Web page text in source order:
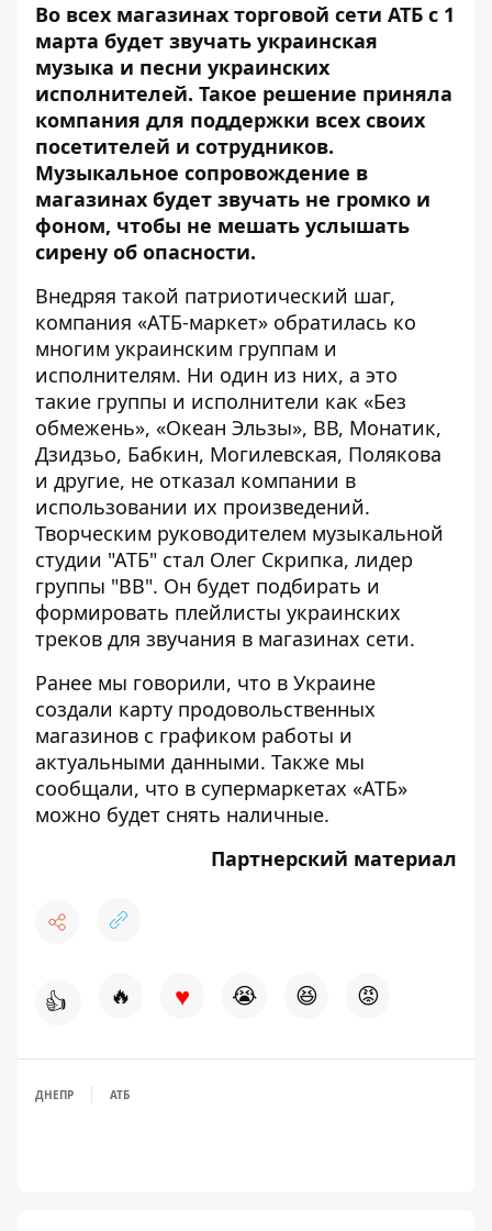
Во всех магазинах торговой сети АТБ с 1
марта будет звучать украинская
музыка и песни украинских
исполнителей. Такое решение приняла
компания для поддержки всех своих
посетителей и сотрудников.
Музыкальное сопровождение в
магазинах будет звучать не громко и
фоном, чтобы не мешать услышать
сирену об опасности.
Внедряя такой патриотический шаг,
компания «АТБ-маркет» обратилась ко
многим украинским группам и
исполнителям. Ни один из них, а это
такие группы и исполнители как «Без
обмежень», «Океан Эльзы», ВВ, Монатик,
Дзидзьо, Бабкин, Могилевская, Полякова
и другие, не отказал компании в
использовании их произведений.
Творческим руководителем музыкальной
студии "АТБ" стал Олег Скрипка, лидер
группы "ВВ". Он будет подбирать и
формировать плейлисты украинских
треков для звучания в магазинах сети.
Ранее мы говорили, что в Украине
создали карту продовольственных
магазинов с графиком работы и
актуальными данными. Также мы
сообщали, что в супермаркетах «АТБ»
можно будет снять наличные.
Партнерский материал
👍 🔥 ♥ 😭 😆 😡
ДНЕПР АТБ